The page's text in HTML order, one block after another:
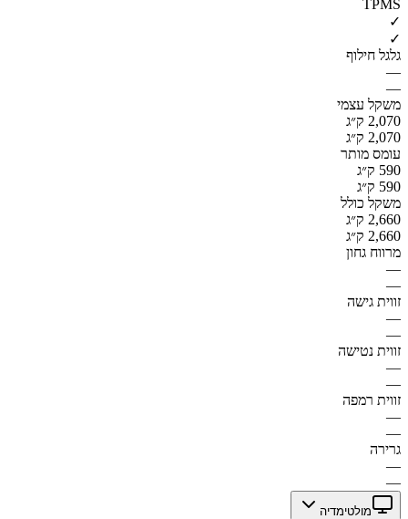
TPMS
✓
✓
גלגל חילוף
—
—
משקל עצמי
2,070 ק״ג
2,070 ק״ג
עומס מותר
590 ק״ג
590 ק״ג
משקל כולל
2,660 ק״ג
2,660 ק״ג
מרווח גחון
—
—
זווית גישה
—
—
זווית נטישה
—
—
זווית רמפה
—
—
גרירה
—
—
מולטימדיה